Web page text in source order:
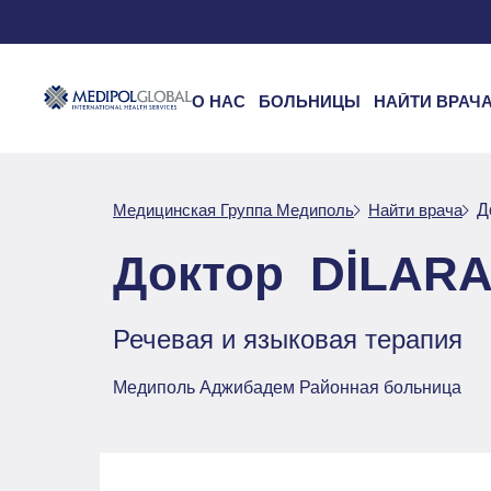
О НАС БОЛЬНИЦЫ НАЙТИ ВРАЧА
Медицинская Группа Медиполь Найти врача
Доктор
Речевая и языковая терапия
Медиполь Аджибадем Районная больница